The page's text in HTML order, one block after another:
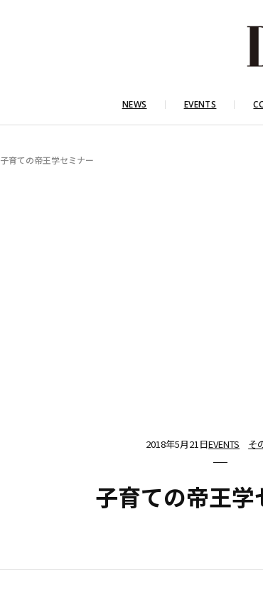
NEWS EVENTS
子育ての帝王学セミナー
2018年5月21日EVENTS そ
子育ての帝王学